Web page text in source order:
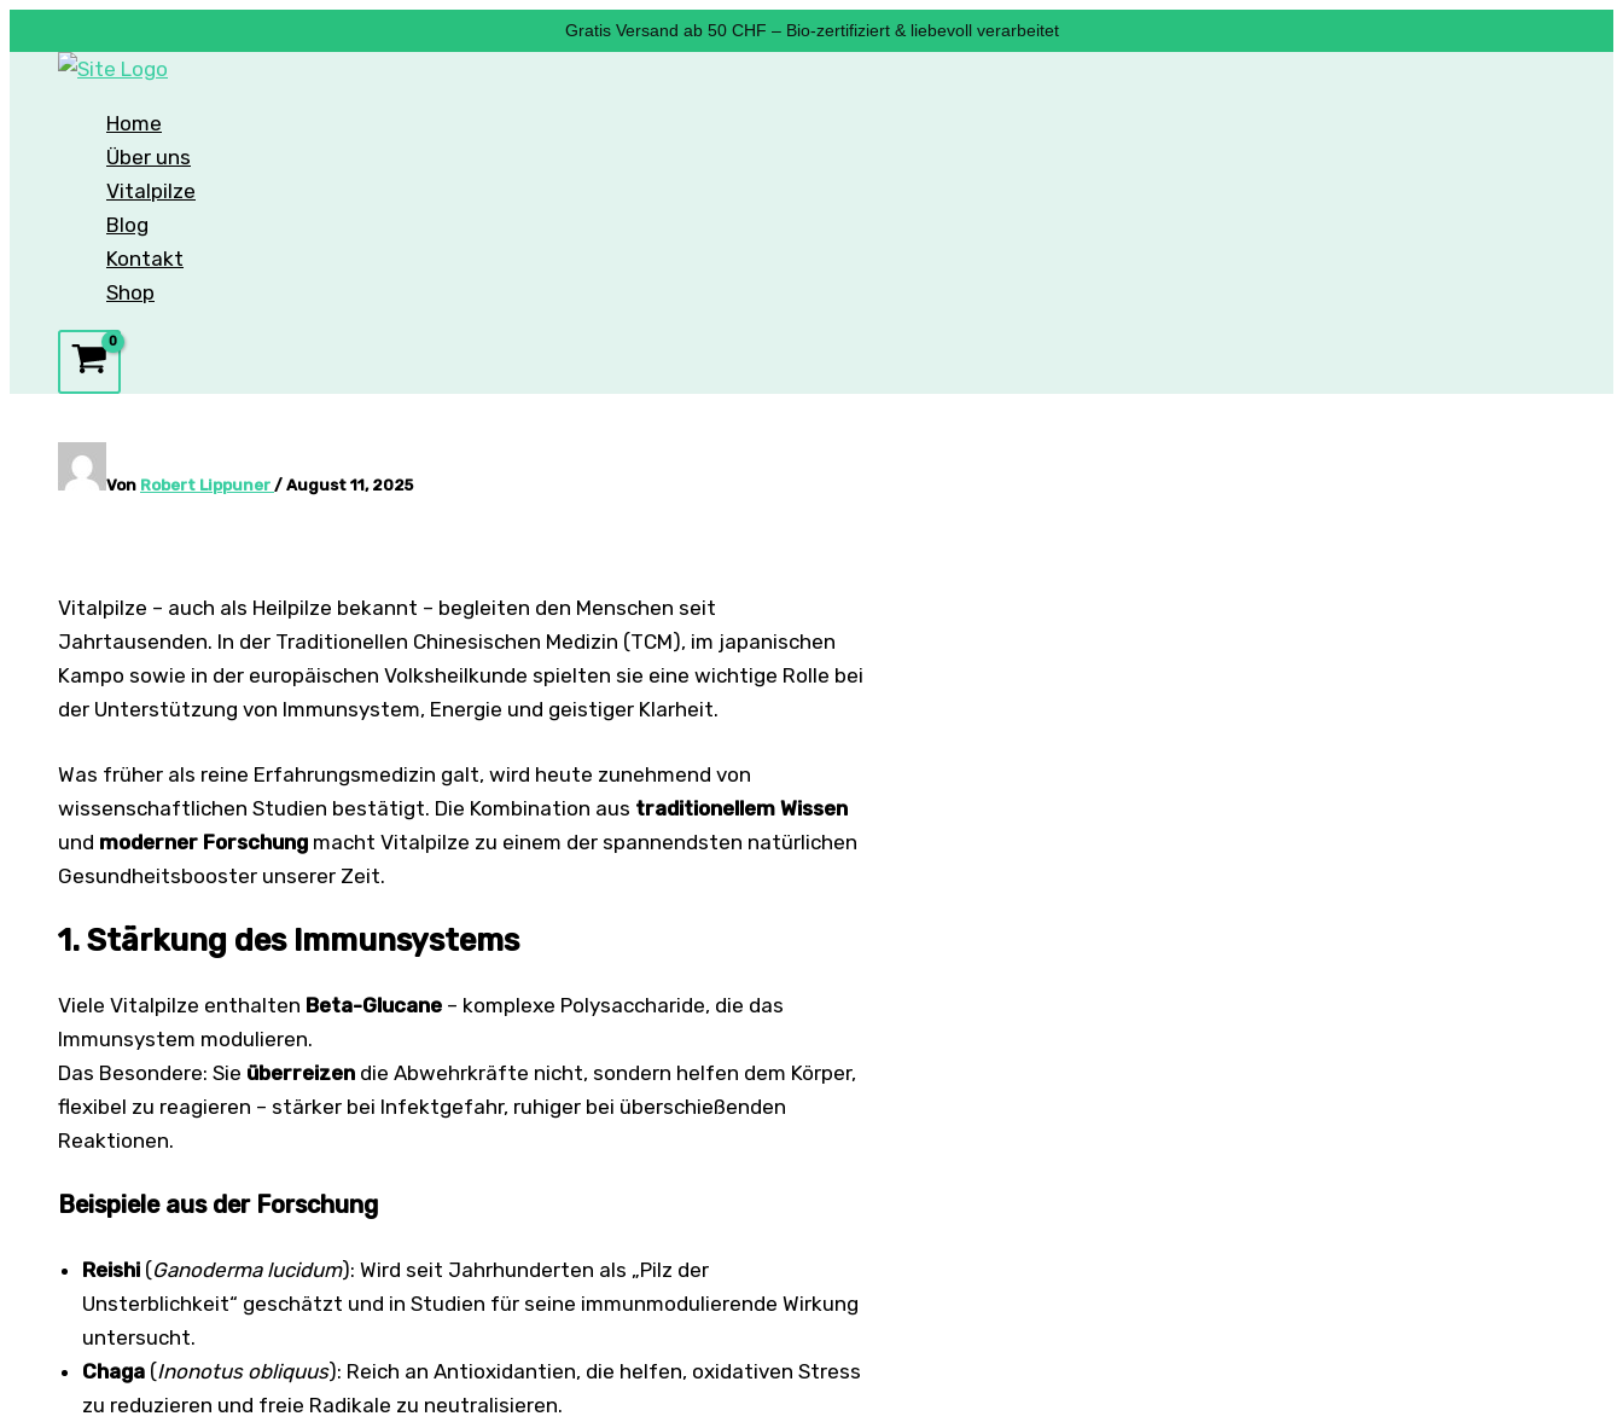
Gratis Versand ab 50 CHF – Bio-zertifiziert & liebevoll verarbeitet
Home
Über uns
Vitalpilze
Blog
Kontakt
Shop
Von Robert Lippuner / August 11, 2025
Vitalpilze – auch als Heilpilze bekannt – begleiten den Menschen seit
Jahrtausenden. In der Traditionellen Chinesischen Medizin (TCM), im japanischen
Kampo sowie in der europäischen Volksheilkunde spielten sie eine wichtige Rolle bei
der Unterstützung von Immunsystem, Energie und geistiger Klarheit.
Was früher als reine Erfahrungsmedizin galt, wird heute zunehmend von
wissenschaftlichen Studien bestätigt. Die Kombination aus traditionellem Wissen
und moderner Forschung macht Vitalpilze zu einem der spannendsten natürlichen
Gesundheitsbooster unserer Zeit.
1. Stärkung des Immunsystems
Viele Vitalpilze enthalten Beta-Glucane – komplexe Polysaccharide, die das
Immunsystem modulieren.
Das Besondere: Sie überreizen die Abwehrkräfte nicht, sondern helfen dem Körper,
flexibel zu reagieren – stärker bei Infektgefahr, ruhiger bei überschießenden
Reaktionen.
Beispiele aus der Forschung
Reishi (Ganoderma lucidum): Wird seit Jahrhunderten als „Pilz der
Unsterblichkeit“ geschätzt und in Studien für seine immunmodulierende Wirkung
untersucht.
Chaga (Inonotus obliquus): Reich an Antioxidantien, die helfen, oxidativen Stress
zu reduzieren und freie Radikale zu neutralisieren.